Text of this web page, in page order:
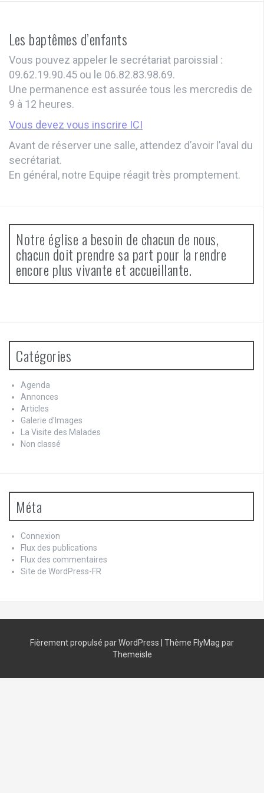
Les baptêmes d’enfants
Vous pouvez appeler le secrétariat paroissial :
09.62.19.90.45 ou le 06.82.83.98.69.
Une permanence est assurée tous les mercredis de
9 à 12 heures.
Vous devez vous inscrire ICI
Avant de réserver une salle, attendez d’avoir l’aval du
secrétariat.
En général, notre Equipe réagit très promptement.
Notre église a besoin de chacun de nous,
chacun doit prendre sa part pour la rendre
encore plus vivante et accueillante.
Catégories
Agenda
Annonces
Articles
Galerie d'Images
La Visite des Malades
Non classé
Méta
Connexion
Flux des publications
Flux des commentaires
Site de WordPress-FR
Fièrement propulsé par WordPress Thème FlyMag par
Themeisle